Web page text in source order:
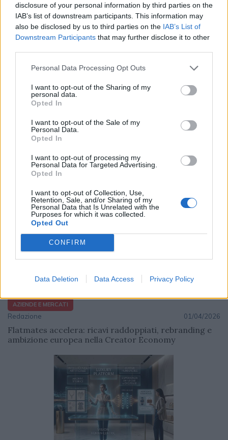
disclosure of your personal information by third parties on the
IAB’s list of downstream participants. This information may
also be disclosed by us to third parties on the IAB’s List of
Downstream Participants that may further disclose it to other
Personal Data Processing Opt Outs
I want to opt-out of the Sharing of my
personal data.
Opted In
I want to opt-out of the Sale of my
Personal Data.
Opted In
I want to opt-out of processing my
Personal Data for Targeted Advertising.
Opted In
I want to opt-out of Collection, Use,
Retention, Sale, and/or Sharing of my
Personal Data that Is Unrelated with the
Purposes for which it was collected.
Opted Out
CONFIRM
Data Deletion Data Access Privacy Policy
Redazione 02/04/2026
Eprcomunicazione: ricavi in crescita del 39% a 11,4
preparazione il nuovo Piano Industriale
AZIENDE E MERCATI
Redazione 01/04/2026
Flatmates accelera: ricavi raddoppiati, rebranding e
ambizione europea nella Creator Economy